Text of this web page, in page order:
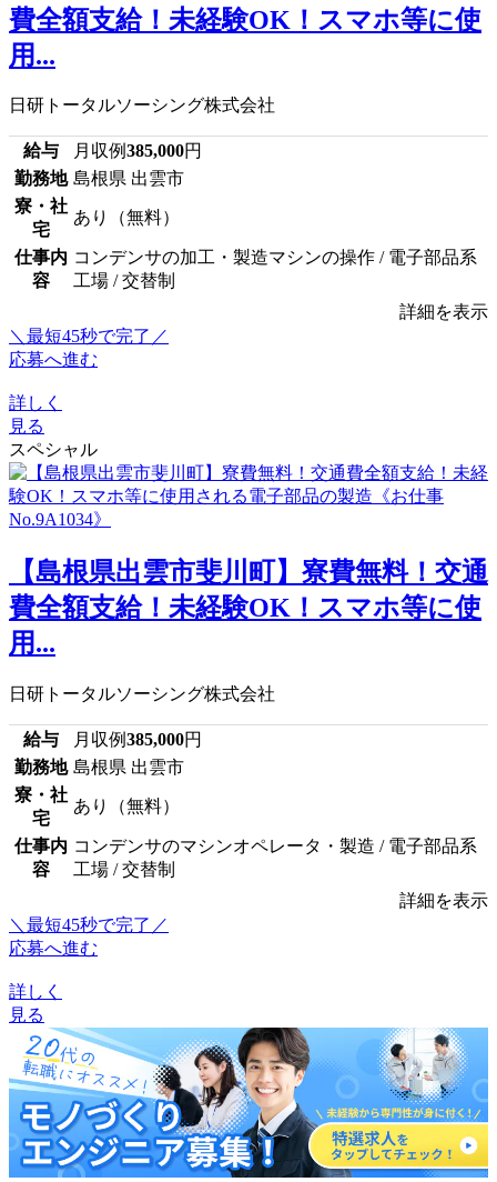
費全額支給！未経験OK！スマホ等に使
用...
日研トータルソーシング株式会社
給与 月収例385,000円
勤務地 島根県 出雲市
寮・社
宅
あり（無料）
仕事内
容
コンデンサの加工・製造マシンの操作 / 電子部品系
工場 / 交替制
詳細を表示
＼最短45秒で完了／
応募へ進む
詳しく
見る
スペシャル
【島根県出雲市斐川町】寮費無料！交通
費全額支給！未経験OK！スマホ等に使
用...
日研トータルソーシング株式会社
給与 月収例385,000円
勤務地 島根県 出雲市
寮・社
宅
あり（無料）
仕事内
容
コンデンサのマシンオペレータ・製造 / 電子部品系
工場 / 交替制
詳細を表示
＼最短45秒で完了／
応募へ進む
詳しく
見る